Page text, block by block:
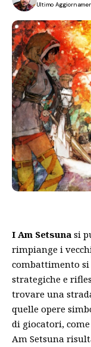
Ultimo
I Am Setsuna si
rimpiange i
combattimento
strategiche e
trovare una
quelle opere
di giocatori,
Am Setsuna